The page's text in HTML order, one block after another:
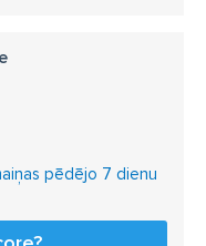
pēdējo 7 dienu